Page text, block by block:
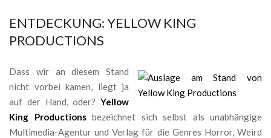
ENTDECKUNG: YELLOW KING
PRODUCTIONS
Dass wir an diesem Stand
nicht vorbei kamen, liegt ja
auf der Hand, oder? Yellow
King Productionsbezeichnet sich selbst als unabhängige
Multimedia-Agentur und Verlag für die Genres Horror, Weird